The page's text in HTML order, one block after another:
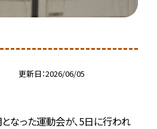
更新日 2026/06/05
なった運動会が、5日に行われ